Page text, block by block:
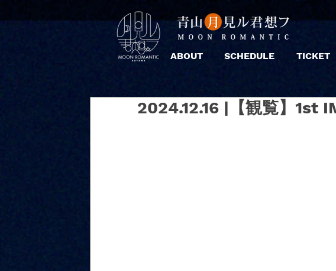
ABOUT SCHEDULE TICKET
2024.12.16 |【観覧】1st